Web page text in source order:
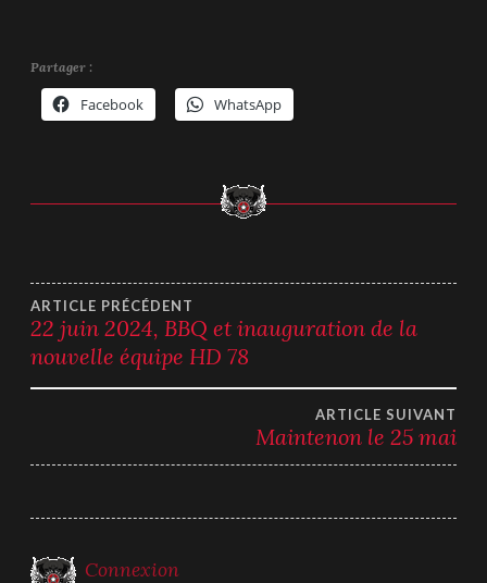
Partager :
Facebook WhatsApp
Navigation
de
ARTICLE PRÉCÉDENT
22 juin 2024, BBQ et inauguration de la
nouvelle équipe HD 78
ARTICLE SUIVANT
Maintenon le 25 mai
Connexion